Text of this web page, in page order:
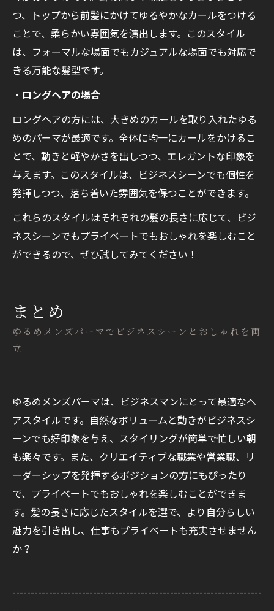
つ、トップから前髪にかけてゆるやかなカールをつける
ことで、柔らかい雰囲気を演出します。このスタイル
は、フォーマルな場面でもカジュアルな場面でも対応で
きる万能な髪型です。
・ロングヘアの場合
ロングヘアの方には、大きめのカールを取り入れたゆる
めのパーマが最適です。全体に均一にカールをかけるこ
とで、動きと軽やかさを出しつつ、エレガントな印象を
与えます。このスタイルは、ビジネスシーンでも個性を
発揮しつつ、落ち着いた雰囲気を保つことができます。
これらのスタイルはそれぞれの髪の長さに応じて、ビジ
ネスシーンでもプライベートでもおしゃれを楽しむこと
ができるので、ぜひ試してみてください！
まとめ
ゆるめメンズパーマでビジネスシーンとおしゃれを両
立
ゆるめメンズパーマは、ビジネスマンにとって最適なヘ
アスタイルです。自然なボリュームと動きがビジネスシ
ーンでも好印象を与え、スタイリングが簡単で忙しい朝
も楽々です。また、クリエイティブな職業や営業職、リ
ーダーシップを発揮するポジションの方にもぴったり
で、プライベートでもおしゃれを楽しむことができま
す。髪の長さに応じたスタイルを選で、より自分らしい
魅力を引き出し、仕事もプライベートも充実させません
か？
--------------------------------------------------------------------